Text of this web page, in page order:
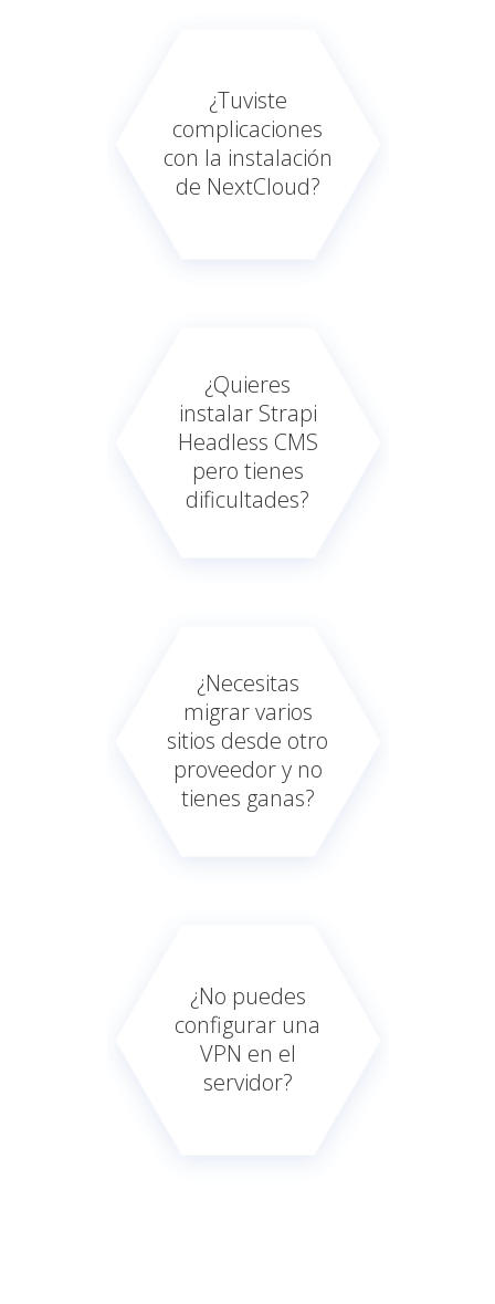
¿Tuviste
complicaciones
con la instalación
de NextCloud?
¿Quieres
instalar Strapi
Headless CMS
pero tienes
dificultades?
¿Necesitas
migrar varios
sitios desde otro
proveedor y no
tienes ganas?
¿No puedes
configurar una
VPN en el
servidor?